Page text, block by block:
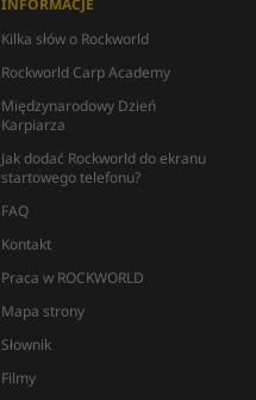
INFORMACJE
Kilka słów o Rockworld
Rockworld Carp Academy
Międzynarodowy Dzień
Karpiarza
Jak dodać Rockworld do ekranu
startowego telefonu?
FAQ
Kontakt
Praca w ROCKWORLD
Mapa strony
Słownik
Filmy